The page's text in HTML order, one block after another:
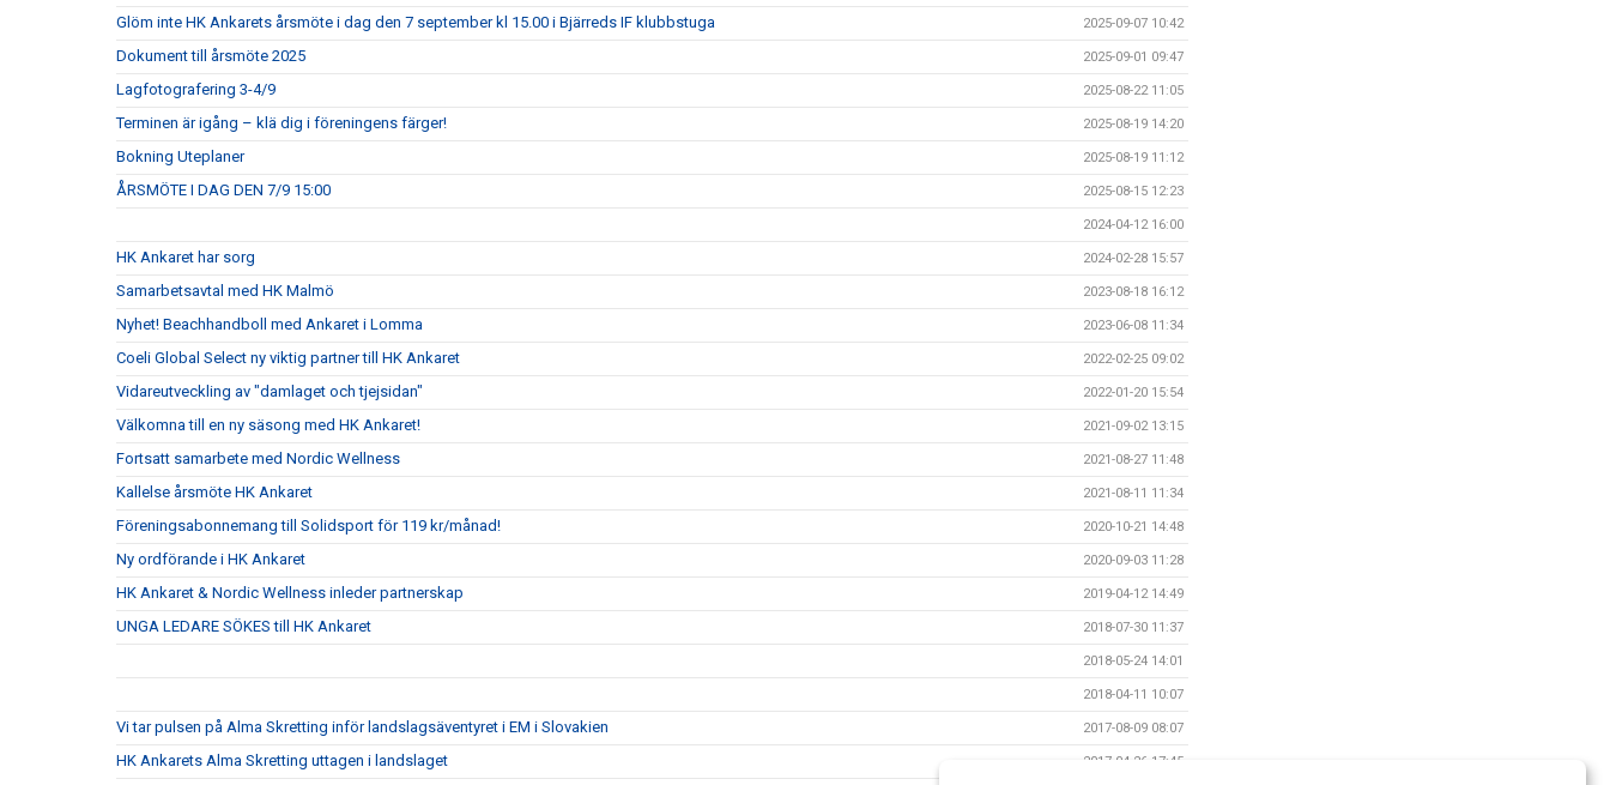
Glöm inte HK Ankarets årsmöte i dag den 7 september kl 15.00 i Bjärreds IF klubbstuga 2025-09-07 10:42
Dokument till årsmöte 2025 2025-09-01 09:47
Lagfotografering 3-4/9 2025-08-22 11:05
Terminen är igång – klä dig i föreningens färger! 2025-08-19 14:20
Bokning Uteplaner 2025-08-19 11:12
ÅRSMÖTE I DAG DEN 7/9 15:00 2025-08-15 12:23
2024-04-12 16:00
HK Ankaret har sorg 2024-02-28 15:57
Samarbetsavtal med HK Malmö 2023-08-18 16:12
Nyhet! Beachhandboll med Ankaret i Lomma 2023-06-08 11:34
Coeli Global Select ny viktig partner till HK Ankaret 2022-02-25 09:02
Vidareutveckling av "damlaget och tjejsidan" 2022-01-20 15:54
Välkomna till en ny säsong med HK Ankaret! 2021-09-02 13:15
Fortsatt samarbete med Nordic Wellness 2021-08-27 11:48
Kallelse årsmöte HK Ankaret 2021-08-11 11:34
Föreningsabonnemang till Solidsport för 119 kr/månad! 2020-10-21 14:48
Ny ordförande i HK Ankaret 2020-09-03 11:28
HK Ankaret & Nordic Wellness inleder partnerskap 2019-04-12 14:49
UNGA LEDARE SÖKES till HK Ankaret 2018-07-30 11:37
2018-05-24 14:01
2018-04-11 10:07
Vi tar pulsen på Alma Skretting inför landslagsäventyret i EM i Slovakien 2017-08-09 08:07
HK Ankarets Alma Skretting uttagen i landslaget 2017-04-26 17:45